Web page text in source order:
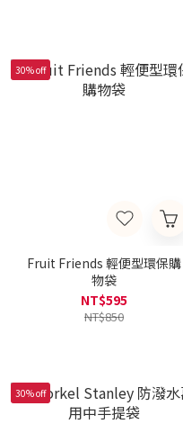
30% off
Fruit Friends 輕便型環保購
物袋
NT$595
NT$850
30% off